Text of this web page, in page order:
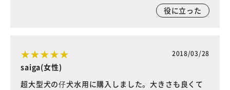
役に立った
2018/03/28
saiga(女性)
超大型犬の仔犬水用に購入しました。大きさも良くて